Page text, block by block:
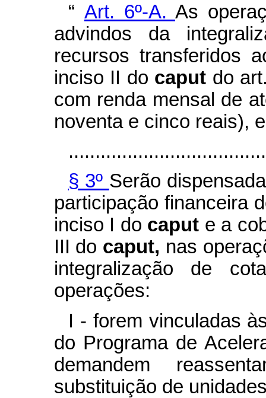
“ Art. 6º-A. As
advindos da
recursos transferidos
inciso II do caput do
com renda mensal de
noventa e cinco reais),
§ 3º Serão
participação financeira
inciso I do caput e a
III do caput, nas
integralização de
operações:
I - forem vinculadas
do Programa de
demandem
substituição de